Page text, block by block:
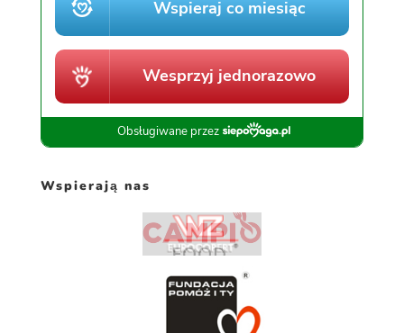
Wspierają nas